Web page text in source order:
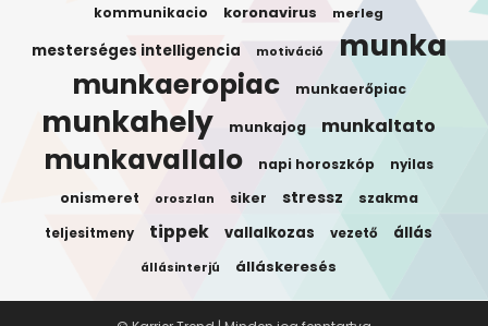
kommunikacio koronavirus merleg
mesterséges intelligencia motiváció munka
munkaeropiac munkaerőpiac
munkahely munkajog munkaltato
munkavallalo napi horoszkóp nyilas
onismeret oroszlan siker stressz szakma
teljesitmeny tippek vallalkozas vezető állás
állásinterjú álláskeresés